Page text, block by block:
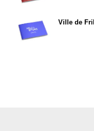
Ville de